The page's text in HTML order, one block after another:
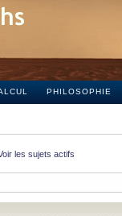
PHILOSOPHIE
les sujets actifs